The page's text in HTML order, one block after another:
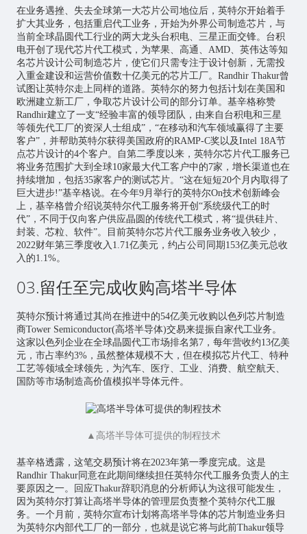
在业务遇挫、失去全球第一大芯片公司地位后，英特尔开始着手
扩大其业务，包括重启代工业务，开始为外界公司制造芯片，与
当前全球晶圆代工行业的两大龙头台积电、三星正面交锋。台积
电开创了现代芯片代工模式，为苹果、高通、AMD、英伟达等知
名芯片设计公司制造芯片，使它们只需专注于设计创新，无需投
入重金建设和运营价值数十亿美元的芯片工厂。Randhir Thakur曾
试图让英特尔走上同样的道路。英特尔的努力包括计划在美国和
欧洲建立新工厂，争取芯片设计公司的部分订单。基辛格称赞
Randhir建立了一支“经验丰富的领导团队，由来自台积电和三星
等领先代工厂的资深人士组成”，“在移动和汽车领域赢得了主要
客户”，并帮助英特尔获得美国政府的RAMP-C奖以及Intel 18A节
点芯片设计的4个客户。自第二季度以来，英特尔芯片代工服务已
将业务范围扩大到全球10家最大代工客户中的7家，增长渠道也在
持续增加，包括35家客户的测试芯片。“这在短短20个月内取得了
巨大进步!”基辛格说。在今年9月举行的英特尔On技术创新峰会
上，基辛格曾介绍说英特尔代工服务将开创“系统级代工的时
代”，不同于仅向客户供应晶圆的传统代工模式，将“提供硅片、
封装、芯粒、软件”。目前英特尔芯片代工服务业务收入较少，
2022财年第三季度收入1.71亿美元，约占公司同期153亿美元总收
入的1.1%。
03.留任至完成收购高塔半导体
英特尔预计将通过其尚在推进中的54亿美元收购以色列芯片制造
商Tower Semiconductor(高塔半导体)交易来提振自家代工业务。
这家以色列企业在全球晶圆代工市场排名第7，每年营收约13亿美
元，市占率约3%，虽然整体规模不大，但在模拟芯片代工、特种
工艺等领域全球领先，为汽车、医疗、工业、消费、航空航天、
国防等市场制造高价值模拟半导体元件。
▲高塔半导体可提供的制程技术
基辛格透露，这笔交易预计将在2023年第一季度完成。这是
Randhir Thakur同意在此期间继续担任英特尔代工服务负责人的主
要原因之一。回应Thakur辞职消息的分析师认为这很可能发生，
因为英特尔打算让高塔半导体的管理层负责整个英特尔代工服
务。一个月前，英特尔宣布计划将高塔半导体的芯片制造业务归
为英特尔内部代工厂的一部分，也就是说它将与此前Thakur领导